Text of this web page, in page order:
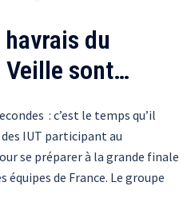
du
Veille sont…
: c’est le temps qu’il
IUT participant au
se préparer à la grande finale
équipes de France. Le groupe